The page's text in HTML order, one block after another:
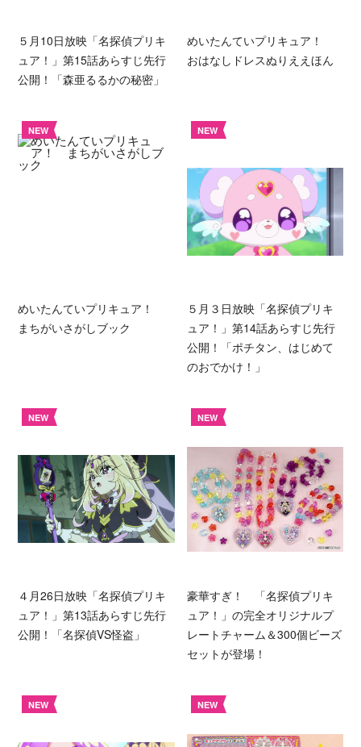
５月10日放映「名探偵プリキ
ュア！」第15話あらすじ先行
公開！「森亜るるかの秘密」
めいたんていプリキュア！
おはなしドレスぬりええほん
NEW
めいたんていプリキュア！
まちがいさがしブック
NEW
５月３日放映「名探偵プリキ
ュア！」第14話あらすじ先行
公開！「ポチタン、はじめて
のおでかけ！」
NEW
４月26日放映「名探偵プリキ
ュア！」第13話あらすじ先行
公開！「名探偵VS怪盗」
NEW
豪華すぎ！ 「名探偵プリキ
ュア！」の完全オリジナルプ
レートチャーム＆300個ビーズ
セットが登場！
NEW NEW